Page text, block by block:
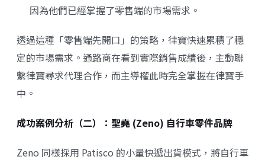
因為他們已經掌握了零售端的市場需求。
透過這種「零售端先開口」的策略，律寶快速累積了穩
定的市場需求。通路商在看到實際銷售成績後，主動聯
繫律寶尋求代理合作，而主導權此時完全掌握在律寶手
中。
成功案例分析（二）：聖堯 (Zeno) 自行車零件品牌
Zeno 同樣採用 Patisco 的小量快遞出貨模式，將自行車